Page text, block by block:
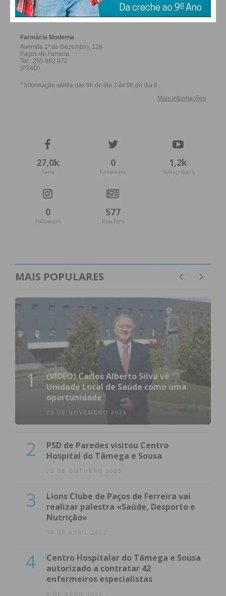
FERREIRA
27,0k
Fans
0
Followers
1,2k
Subscribers
0
Followers
577
Readers
MAIS POPULARES
1
(VÍDEO) Carlos Alberto Silva vê
Unidade Local de Saúde como uma
oportunidade
23 DE NOVEMBRO 2023
2
PSD de Paredes visitou Centro
Hospital do Tâmega e Sousa
23 DE OUTUBRO 2023
3
Lions Clube de Paços de Ferreira vai
realizar palestra «Saúde, Desporto e
Nutrição»
14 DE ABRIL 2022
4
Centro Hospitalar do Tâmega e Sousa
autorizado a contratar 42
enfermeiros especialistas
8 DE ABRIL 2022